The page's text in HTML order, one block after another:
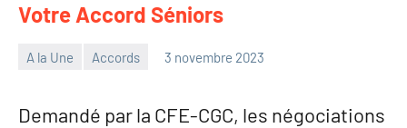
Votre Accord Séniors
A la Une Accords 3 novembre 2023
Demandé par la CFE-CGC, les négociations